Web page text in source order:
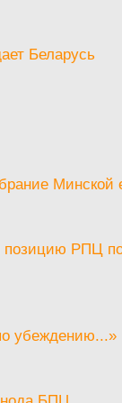
Беларусь
позицию РПЦ
убеждению...»